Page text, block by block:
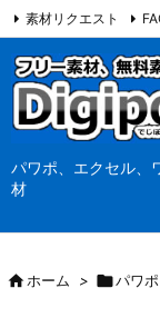
パワポ、エクセル、
材
素材リクエスト
当サイト（Digipot.net
ホーム > パワ